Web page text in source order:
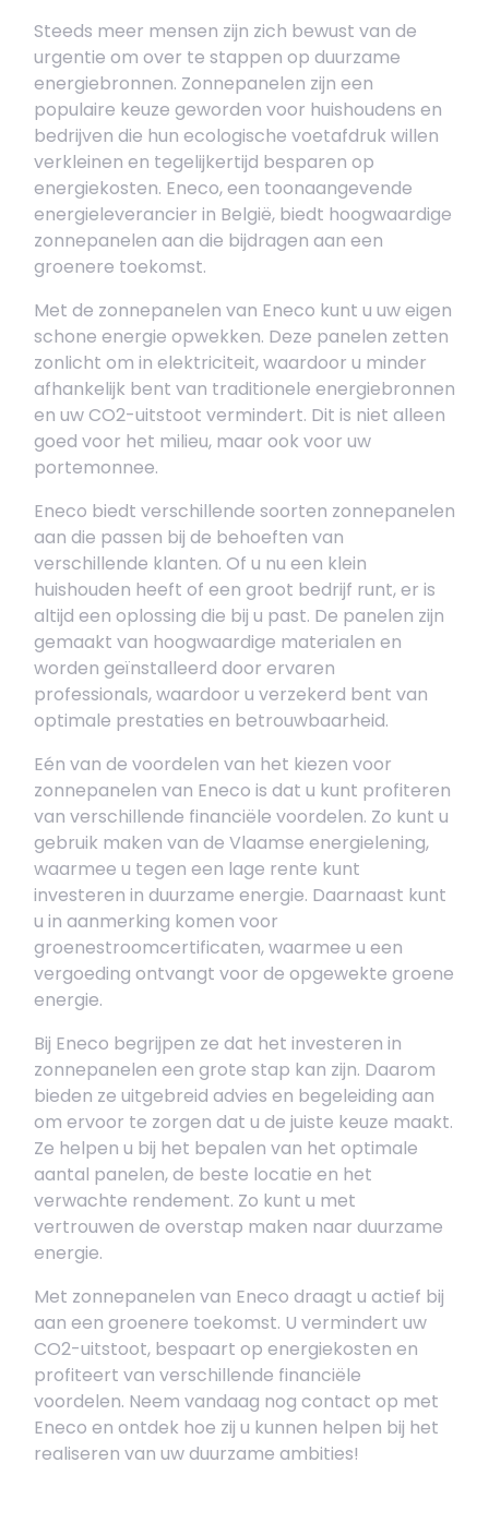
Steeds meer mensen zijn zich bewust van de
urgentie om over te stappen op duurzame
energiebronnen. Zonnepanelen zijn een
populaire keuze geworden voor huishoudens en
bedrijven die hun ecologische voetafdruk willen
verkleinen en tegelijkertijd besparen op
energiekosten. Eneco, een toonaangevende
energieleverancier in België, biedt hoogwaardige
zonnepanelen aan die bijdragen aan een
groenere toekomst.
Met de zonnepanelen van Eneco kunt u uw eigen
schone energie opwekken. Deze panelen zetten
zonlicht om in elektriciteit, waardoor u minder
afhankelijk bent van traditionele energiebronnen
en uw CO2-uitstoot vermindert. Dit is niet alleen
goed voor het milieu, maar ook voor uw
portemonnee.
Eneco biedt verschillende soorten zonnepanelen
aan die passen bij de behoeften van
verschillende klanten. Of u nu een klein
huishouden heeft of een groot bedrijf runt, er is
altijd een oplossing die bij u past. De panelen zijn
gemaakt van hoogwaardige materialen en
worden geïnstalleerd door ervaren
professionals, waardoor u verzekerd bent van
optimale prestaties en betrouwbaarheid.
Eén van de voordelen van het kiezen voor
zonnepanelen van Eneco is dat u kunt profiteren
van verschillende financiële voordelen. Zo kunt u
gebruik maken van de Vlaamse energielening,
waarmee u tegen een lage rente kunt
investeren in duurzame energie. Daarnaast kunt
u in aanmerking komen voor
groenestroomcertificaten, waarmee u een
vergoeding ontvangt voor de opgewekte groene
energie.
Bij Eneco begrijpen ze dat het investeren in
zonnepanelen een grote stap kan zijn. Daarom
bieden ze uitgebreid advies en begeleiding aan
om ervoor te zorgen dat u de juiste keuze maakt.
Ze helpen u bij het bepalen van het optimale
aantal panelen, de beste locatie en het
verwachte rendement. Zo kunt u met
vertrouwen de overstap maken naar duurzame
energie.
Met zonnepanelen van Eneco draagt u actief bij
aan een groenere toekomst. U vermindert uw
CO2-uitstoot, bespaart op energiekosten en
profiteert van verschillende financiële
voordelen. Neem vandaag nog contact op met
Eneco en ontdek hoe zij u kunnen helpen bij het
realiseren van uw duurzame ambities!